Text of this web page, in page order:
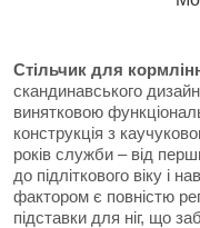
Стільчик для
скандинавського
винятковою
конструкція з
років служби – від
до підліткового віку і
фактором є повністю
підставки для ніг, що